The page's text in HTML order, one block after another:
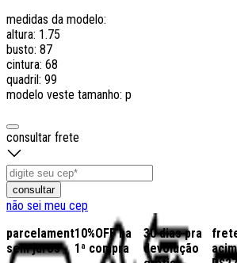
medidas da modelo:
altura: 1.75
busto: 87
cintura: 68
quadril: 99
modelo veste tamanho: p
consultar frete
consultar
não sei meu cep
parcelamento
sem juros
10%OFF na
1ª compra
30 dias pra
devolução